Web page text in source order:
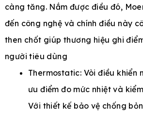
càng tăng. Nắm được điều đó,
đến công nghệ và chính điều này
then chốt giúp thương hiệu ghi
người tiêu dùng
Thermostatic: Vòi điều khiển
ưu điểm đo mức nhiệt và
Với thiết kế bảo vệ chống